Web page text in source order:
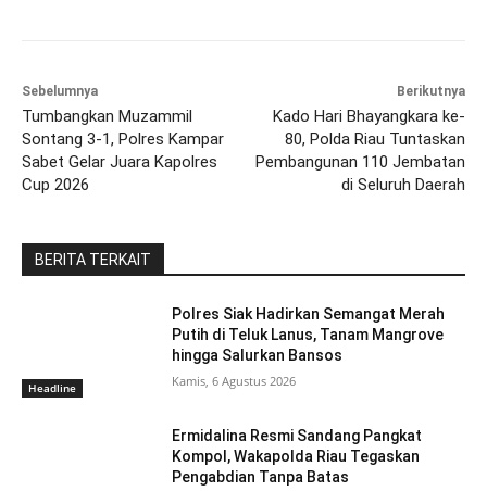
Sebelumnya
Tumbangkan Muzammil
Sontang 3-1, Polres Kampar
Sabet Gelar Juara Kapolres
Cup 2026
Berikutnya
Kado Hari Bhayangkara ke-
80, Polda Riau Tuntaskan
Pembangunan 110 Jembatan
di Seluruh Daerah
BERITA TERKAIT
Headline
Polres Siak Hadirkan Semangat Merah
Putih di Teluk Lanus, Tanam Mangrove
hingga Salurkan Bansos
Kamis, 6 Agustus 2026
Ermidalina Resmi Sandang Pangkat
Kompol, Wakapolda Riau Tegaskan
Pengabdian Tanpa Batas